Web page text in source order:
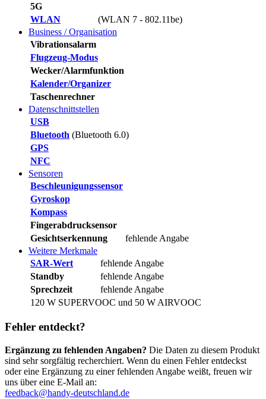
5G
WLAN
(WLAN 7 - 802.11be)
Business / Organisation
Vibrationsalarm
Flugzeug-Modus
Wecker/Alarmfunktion
Kalender/Organizer
Taschenrechner
Datenschnittstellen
USB
Bluetooth (Bluetooth 6.0)
GPS
NFC
Sensoren
Beschleunigungssensor
Gyroskop
Kompass
Fingerabdrucksensor
Gesichtserkennung
fehlende Angabe
Weitere Merkmale
SAR-Wert
fehlende Angabe
Standby
fehlende Angabe
Sprechzeit
fehlende Angabe
120 W SUPERVOOC und 50 W AIRVOOC
Fehler entdeckt?
Ergänzung zu fehlenden Angaben? Die Daten zu diesem Produkt
sind sehr sorgfältig recherchiert. Wenn du einen Fehler entdeckst
oder eine Ergänzung zu einer fehlenden Angabe weißt, freuen wir
uns über eine E-Mail an:
feedback@handy-deutschland.de